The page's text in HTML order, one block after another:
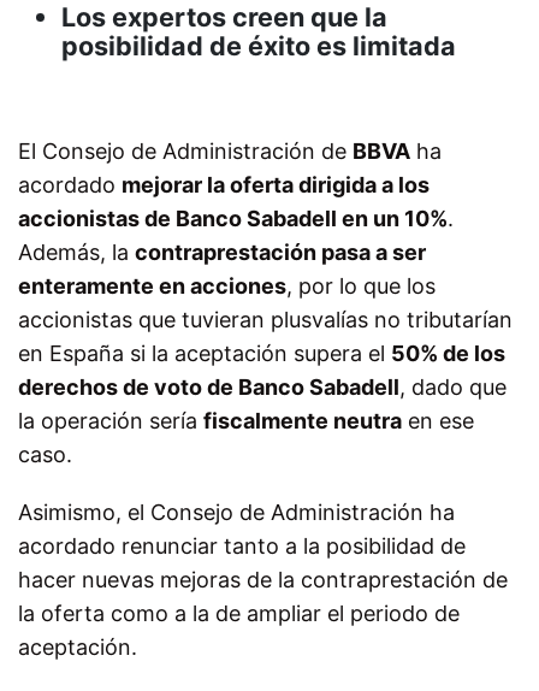
Los expertos creen que la
posibilidad de éxito es limitada
El Consejo de Administración de BBVA ha
acordado mejorar la oferta dirigida a los
accionistas de Banco Sabadell en un 10%.
Además, la contraprestación pasa a ser
enteramente en acciones, por lo que los
accionistas que tuvieran plusvalías no tributarían
en España si la aceptación supera el 50% de los
derechos de voto de Banco Sabadell, dado que
la operación sería fiscalmente neutra en ese
caso.
Asimismo, el Consejo de Administración ha
acordado renunciar tanto a la posibilidad de
hacer nuevas mejoras de la contraprestación de
la oferta como a la de ampliar el periodo de
aceptación.